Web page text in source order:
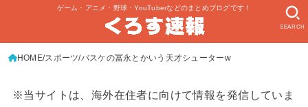
ゲーム・アニメ・野球・YouTuberなどのまとめブログです！
SEARCH
HOME スポーツ バスケの冨永とかいう天才シューターw
※当サイトは、海外在住者に向けて情報を発信していま